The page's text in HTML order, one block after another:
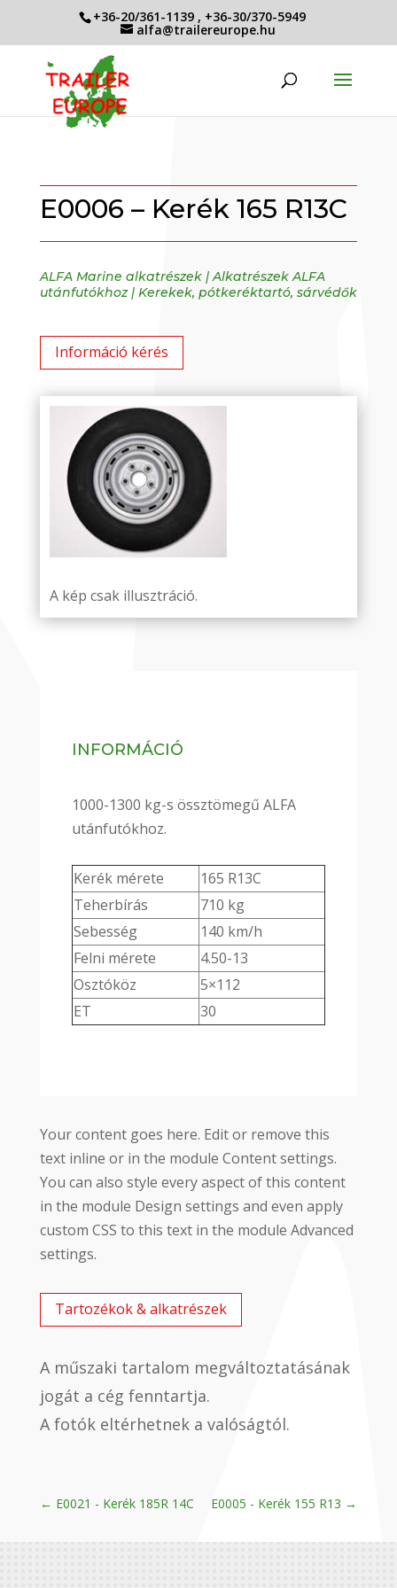
+36-20/361-1139 , +36-30/370-5949
alfa@trailereurope.hu
E0006 – Kerék 165 R13C
ALFA Marine alkatrészek| Alkatrészek ALFA
utánfutókhoz| Kerekek, pótkeréktartó, sárvédők
Információ kérés
A kép csak illusztráció.
INFORMÁCIÓ
1000-1300 kg-s össztömegű ALFA
utánfutókhoz.
Kerék mérete
165 R13C
Teherbírás
710 kg
Sebesség
140 km/h
Felni mérete
4.50-13
Osztóköz
5×112
ET
30
Your content goes here. Edit or remove this
text inline or in the module Content settings.
You can also style every aspect of this content
in the module Design settings and even apply
custom CSS to this text in the module Advanced
settings.
Tartozékok & alkatrészek
A műszaki tartalom megváltoztatásának
jogát a cég fenntartja.
A fotók eltérhetnek a valóságtól.
← E0021 - Kerék 185R 14C E0005 - Kerék 155 R13 →